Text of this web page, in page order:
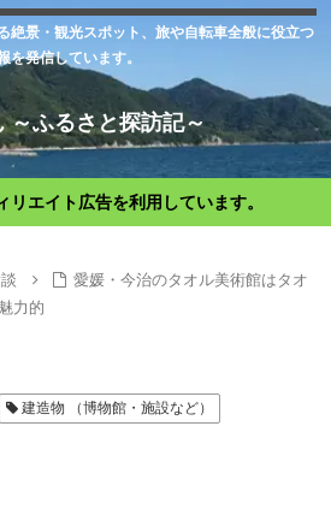
絶景・観光スポット、旅や自転車全般に役立つ
を発信しています。
～ふるさと探訪記～
エイト広告を利用しています。
愛媛・今治のタオル美術館はタオ
力的
建造物 （博物館・施設など）